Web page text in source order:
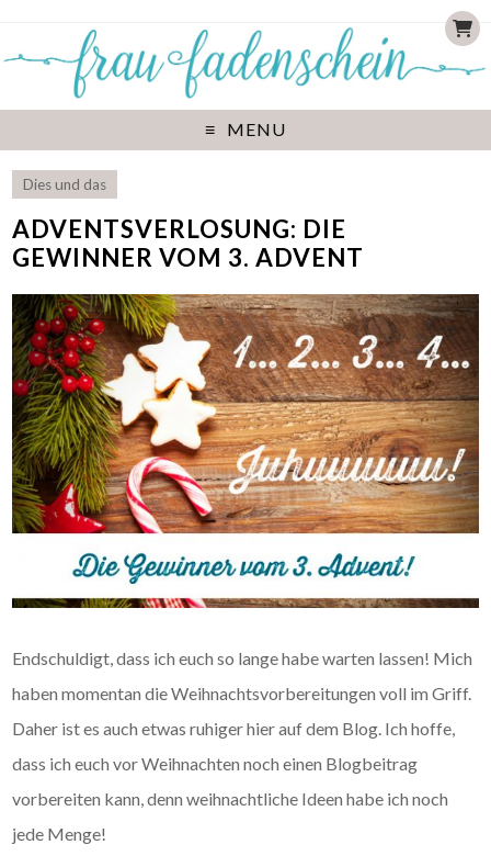
MENU
Dies und das
ADVENTSVERLOSUNG: DIE
GEWINNER VOM 3. ADVENT
Endschuldigt, dass ich euch so lange habe warten lassen! Mich
haben momentan die Weihnachtsvorbereitungen voll im Griff.
Daher ist es auch etwas ruhiger hier auf dem Blog. Ich hoffe,
dass ich euch vor Weihnachten noch einen Blogbeitrag
vorbereiten kann, denn weihnachtliche Ideen habe ich noch
jede Menge!